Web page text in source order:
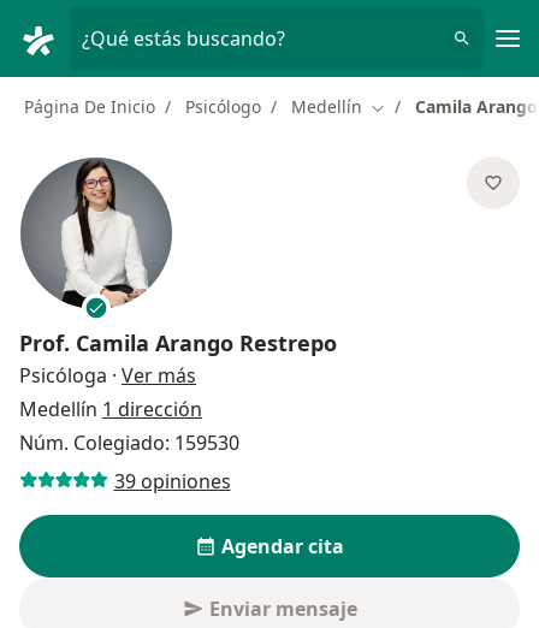
¿Qué estás buscando?
Página De Inicio Psicólogo Medellín Cambiar de ciudad
Camila
Prof. Camila Arango Restrepo
Psicóloga · Ver más
Medellín 1 dirección
Núm. Colegiado: 159530
39 opiniones
Agendar cita
Enviar mensaje